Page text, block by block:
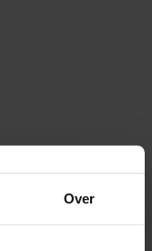
Over